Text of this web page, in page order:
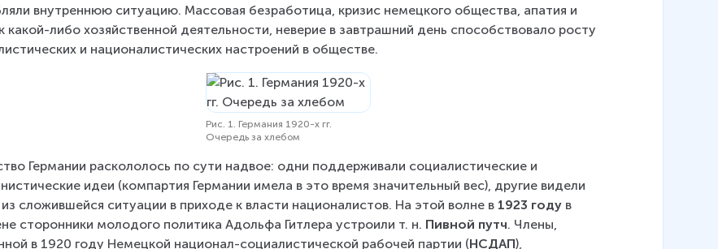
внутреннюю ситуацию. Массовая безработица, кризис немецкого общества, апатия и
какой-либо хозяйственной деятельности, неверие в завтрашний день способствовало росту
и националистических настроений в обществе.
Рис. 1. Германия 1920-х гг.
Очередь за хлебом
Германии раскололось по сути надвое: одни поддерживали социалистические и
идеи (компартия Германии имела в это время значительный вес), другие видели
сложившейся ситуации в приходе к власти националистов. На этой волне в 1923 году в
сторонники молодого политика Адольфа Гитлера устроили т. н. Пивной путч. Члены,
в 1920 году Немецкой национал-социалистической рабочей партии (НСДАП),